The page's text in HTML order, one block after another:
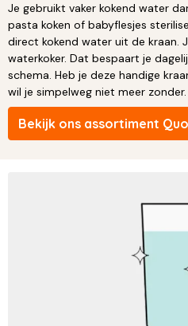
Je gebruikt vaker kokend water
pasta koken of babyflesjes
direct kokend water uit de kraan.
waterkoker. Dat bespaart je
schema. Heb je deze handige
wil je simpelweg niet meer zonder.
Bekijk ons assortiment